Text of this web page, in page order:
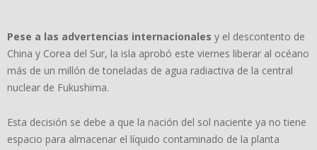
Pese a las advertencias internacionales y el descontento de
China y Corea del Sur, la isla aprobó este viernes liberar al océano
más de un millón de toneladas de agua radiactiva de la central
nuclear de Fukushima.
Esta decisión se debe a que la nación del sol naciente ya no tiene
espacio para almacenar el líquido contaminado de la planta